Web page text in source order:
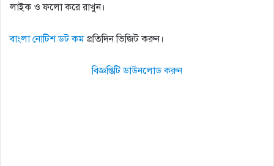
লাইক ও ফলো করে রাখুন।
বাংলা নোটিশ ডট কম প্রতিদিন ভিজিট করুন।
বিজ্ঞপ্তিটি ডাউনলোড করুন